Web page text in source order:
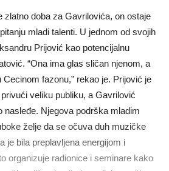
zlatno doba za Gavrilovića, on ostaje
mladi talenti. U jednom od svojih
Prijović kao potencijalnu
“Ona ima glas sličan njenom, a
fazonu,” rekao je. Prijović je
veliku publiku, a Gavrilović
nasleđe. Njegova podrška mladim
želje da se očuva duh muzičke
je bila preplavljena energijom i
organizuje radionice i seminare kako